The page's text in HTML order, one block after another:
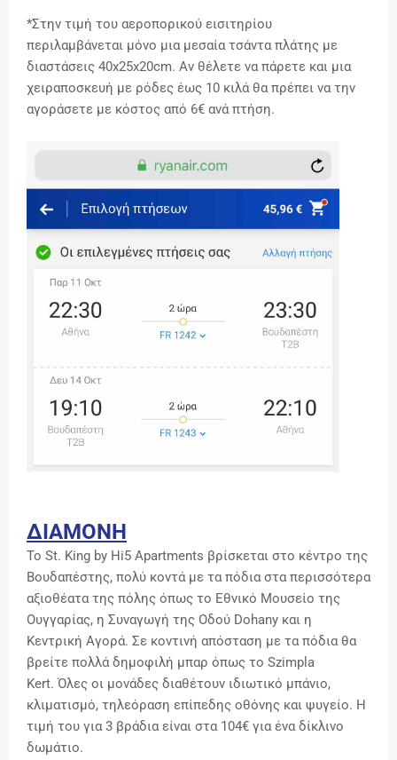
*Στην τιμή του αεροπορικού εισιτηρίου
περιλαμβάνεται μόνο μια μεσαία τσάντα πλάτης με
διαστάσεις 40x25x20cm. Αν θέλετε να πάρετε και μια
χειραποσκευή με ρόδες έως 10 κιλά θα πρέπει να την
αγοράσετε με κόστος από 6€ ανά πτήση.
ΔΙΑΜΟΝΗ
Το St. King by Hi5 Apartments βρίσκεται στο κέντρο της
Βουδαπέστης, πολύ κοντά με τα πόδια στα περισσότερα
αξιοθέατα της πόλης όπως το Εθνικό Μουσείο της
Ουγγαρίας, η Συναγωγή της Οδού Dohany και η
Κεντρική Αγορά. Σε κοντινή απόσταση με τα πόδια θα
βρείτε πολλά δημοφιλή μπαρ όπως το Szimpla
Kert. Όλες οι μονάδες διαθέτουν ιδιωτικό μπάνιο,
κλιματισμό, τηλεόραση επίπεδης οθόνης και ψυγείο. Η
τιμή του για 3 βράδια είναι στα 104€ για ένα δίκλινο
δωμάτιο.